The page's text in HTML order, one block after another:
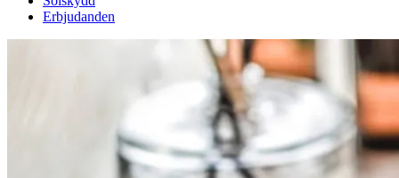
Erbjudanden